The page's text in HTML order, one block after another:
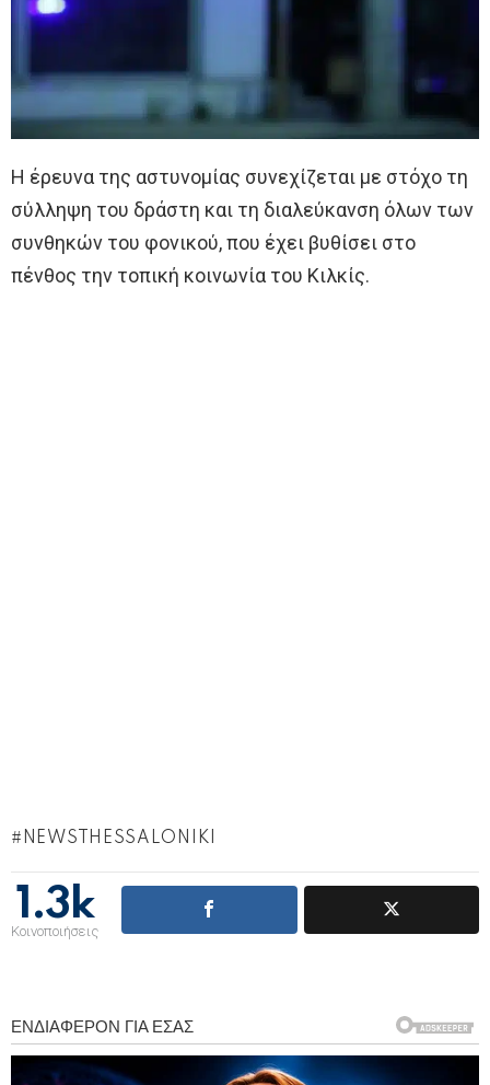
Η έρευνα της αστυνομίας συνεχίζεται με στόχο τη
σύλληψη του δράστη και τη διαλεύκανση όλων των
συνθηκών του φονικού, που έχει βυθίσει στο
πένθος την τοπική κοινωνία του Κιλκίς.
NEWSTHESSALONIKI
1.3k
Κοινοποιήσεις